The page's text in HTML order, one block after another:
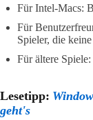
Für Intel-Macs:
Für
Spieler, die
Für ältere
Lesetipp:
geht's